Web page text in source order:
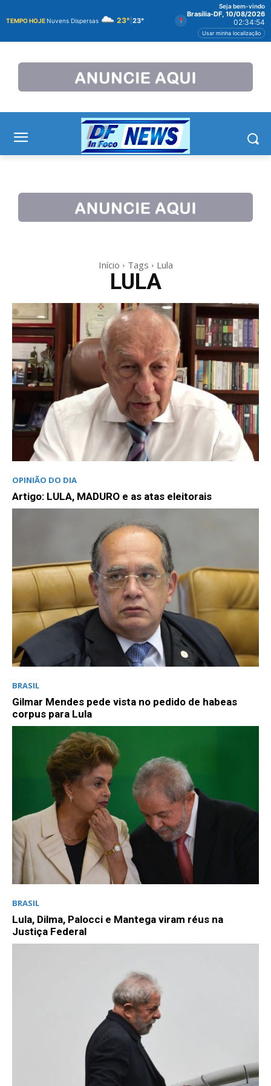
TEMPO HOJENuvens Dispersas 23° 23°
Seja bem-vindo
Brasília-DF, 10/08/2026
02:34:55
Usar minha localização
Início Tags Lula
LULA
OPINIÃO DO DIA
Artigo: LULA, MADURO e as atas eleitorais
BRASIL
Gilmar Mendes pede vista no pedido de habeas
corpus para Lula
BRASIL
Lula, Dilma, Palocci e Mantega viram réus na
Justiça Federal